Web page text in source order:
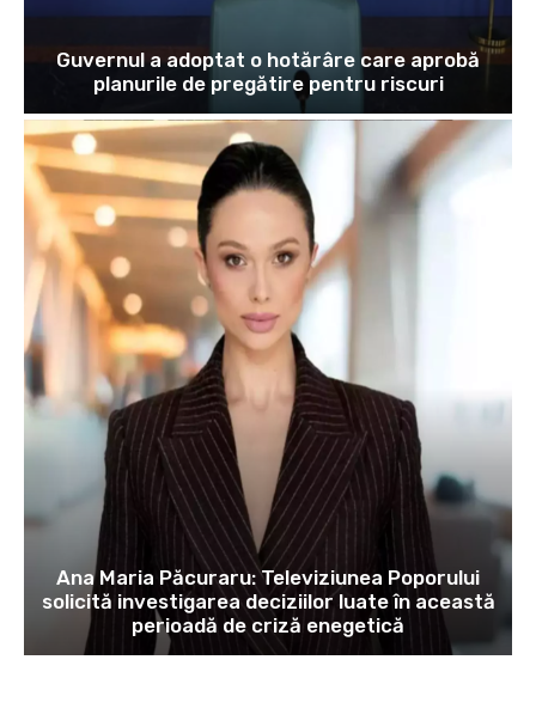
Guvernul a adoptat o hotărâre care aprobă
planurile de pregătire pentru riscuri
Ana Maria Păcuraru: Televiziunea Poporului
solicită investigarea deciziilor luate în această
perioadă de criză enegetică